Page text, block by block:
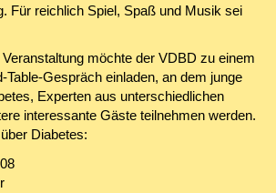
Für reichlich Spiel, Spaß und Musik sei
möchte der VDBD zu einem
Table-Gespräch einladen, an dem junge
Experten aus unterschiedlichen
interessante Gäste teilnehmen werden.
Diabetes: